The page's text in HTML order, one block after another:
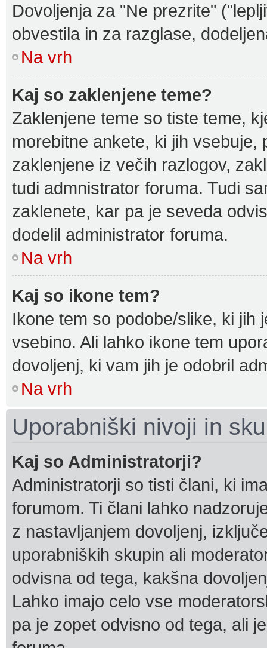
Dovoljenja za "Ne prezrite"
obvestila in za razglase,
Na vrh
Kaj so zaklenjene teme?
Zaklenjene teme so tiste teme,
morebitne ankete, ki jih vsebuje,
zaklenjene iz večih razlogov,
tudi admnistrator foruma. Tudi
zaklenete, kar pa je seveda
dodelil administrator foruma.
Na vrh
Kaj so ikone tem?
Ikone tem so podobe/slike, ki jih
vsebino. Ali lahko ikone tem
dovoljenj, ki vam jih je odobril
Na vrh
Uporabniški nivoji in
Kaj so Administratorji?
Administratorji so tisti člani, ki
forumom. Ti člani lahko
z nastavljanjem dovoljenj,
uporabniških skupin ali
odvisna od tega, kakšna
Lahko imajo celo vse
pa je zopet odvisno od tega, ali